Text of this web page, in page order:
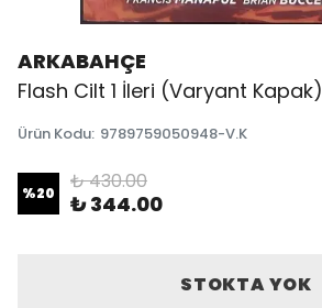
ARKABAHÇE
Flash Cilt 1 İleri (Varyant Kapak)
Ürün Kodu: 9789759050948-V.K
%20 ₺ 430.00
₺ 344.00
STOKTA YOK